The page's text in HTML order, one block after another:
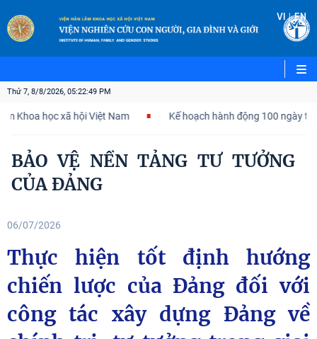
VI |EN
Thứ 7, 8/8/2026, 05:22:51 PM
xã hội Việt Nam Kế hoạch hành động 100 ngày tập trung xử
BẢO VỆ NỀN TẢNG TƯ TƯỞNG
CỦA ĐẢNG
06/07/2026
Thực hiện tốt định hướng
chiến lược của Đảng đối với
công tác xây dựng Đảng về